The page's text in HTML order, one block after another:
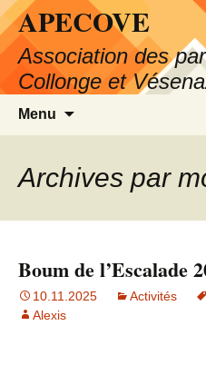
Aller
au
contenu
APECOVE
Association des
Collonge et
Menu
Archives par
Boum de l’Escalade
10.11.2025 Activités
Alexis